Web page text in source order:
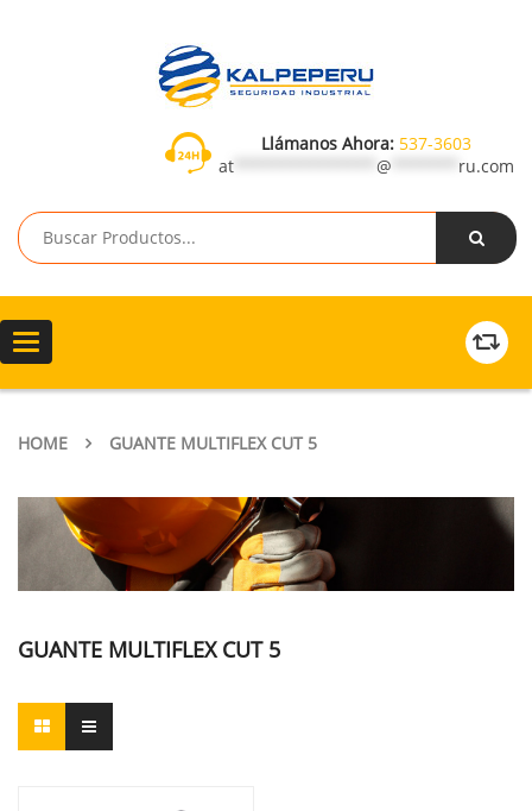
Llámanos Ahora: 537-3603
at
@ ru.com
Toggle
navigation
HOME GUANTE MULTIFLEX CUT 5
GUANTE MULTIFLEX CUT 5